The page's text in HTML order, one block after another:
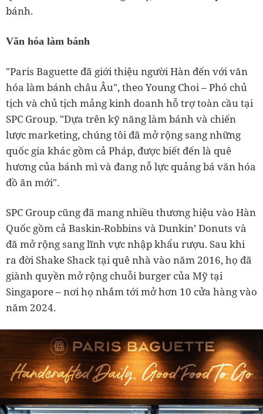
bánh.
Văn hóa làm bánh
"Paris Baguette đã giới thiệu người Hàn đến với văn
hóa làm bánh châu Âu", theo Young Choi – Phó chủ
tịch và chủ tịch mảng kinh doanh hỗ trợ toàn cầu tại
SPC Group. "Dựa trên kỹ năng làm bánh và chiến
lược marketing, chúng tôi đã mở rộng sang những
quốc gia khác gồm cả Pháp, được biết đến là quê
hương của bánh mì và đang nỗ lực quảng bá văn hóa
đồ ăn mới".
SPC Group cũng đã mang nhiều thương hiệu vào Hàn
Quốc gồm cả Baskin-Robbins và Dunkin’ Donuts và
đã mở rộng sang lĩnh vực nhập khẩu rượu. Sau khi
ra đời Shake Shack tại quê nhà vào năm 2016, họ đã
giành quyền mở rộng chuỗi burger của Mỹ tại
Singapore – nơi họ nhắm tới mở hơn 10 cửa hàng vào
năm 2024.